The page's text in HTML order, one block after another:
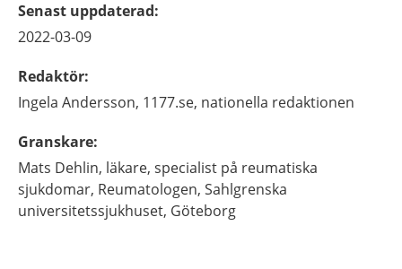
Senast uppdaterad:
2022-03-09
Redaktör:
Ingela Andersson, 1177.se, nationella redaktionen
Granskare:
Mats Dehlin, läkare, specialist på reumatiska
sjukdomar, Reumatologen, Sahlgrenska
universitetssjukhuset, Göteborg